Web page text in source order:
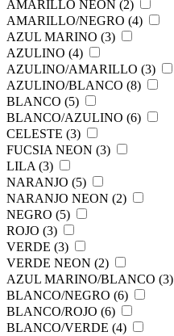
AMARILLO NEON (2)
AMARILLO/NEGRO (4)
AZUL MARINO (3)
AZULINO (4)
AZULINO/AMARILLO (3)
AZULINO/BLANCO (8)
BLANCO (5)
BLANCO/AZULINO (6)
CELESTE (3)
FUCSIA NEON (3)
LILA (3)
NARANJO (5)
NARANJO NEON (2)
NEGRO (5)
ROJO (3)
VERDE (3)
VERDE NEON (2)
AZUL MARINO/BLANCO (3)
BLANCO/NEGRO (6)
BLANCO/ROJO (6)
BLANCO/VERDE (4)